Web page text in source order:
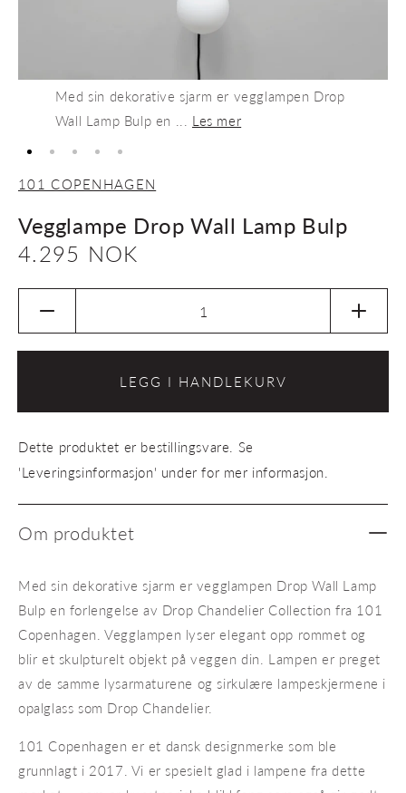
Med sin dekorative sjarm er vegglampen Drop
Wall Lamp Bulp en ... Les mer
101 COPENHAGEN
Vegglampe Drop Wall Lamp Bulp
Vanlig
pris
4.295 NOK
antallet
for
Vegglampe
Wall
Bulp
Øk
for
Wall
LEGG I HANDLEKURV
Dette produktet er bestillingsvare. Se
'Leveringsinformasjon' under for mer informasjon.
Om produktet
Med sin dekorative sjarm er vegglampen Drop Wall Lamp
Bulp en forlengelse av Drop Chandelier Collection fra 101
Copenhagen. Vegglampen lyser elegant opp rommet og
blir et skulpturelt objekt på veggen din. Lampen er preget
av de samme lysarmaturene og sirkulære lampeskjermene i
opalglass som Drop Chandelier.
101 Copenhagen er et dansk designmerke som ble
grunnlagt i 2017. Vi er spesielt glad i lampene fra dette